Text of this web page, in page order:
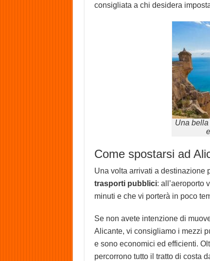
consigliata a chi desidera
Una
Come spostarsi ad
Una volta arrivati a destinazione
trasporti pubblici: all’aeroporto
minuti e che vi porterà in poco
Se non avete intenzione di
Alicante, vi consigliamo i mezzi
e sono economici ed efficienti.
percorrono tutto il tratto di costa